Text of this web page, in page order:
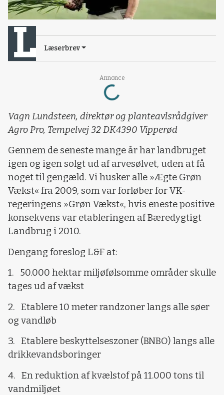
Annonce
Loading...
Læserbrev
Vagn Lundsteen, direktør og planteavlsrådgiver
Agro Pro, Tempelvej 32 DK4390 Vipperød
Gennem de seneste mange år har landbruget
igen og igen solgt ud af arvesølvet, uden at få
noget til gengæld. Vi husker alle »Ægte Grøn
Vækst« fra 2009, som var forløber for VK-
regeringens »Grøn Vækst«, hvis eneste positive
konsekvens var etableringen af Bæredygtigt
Landbrug i 2010.
Dengang foreslog L&F at:
1. 50.000 hektar miljøfølsomme områder skulle
tages ud af vækst
2. Etablere 10 meter randzoner langs alle søer
og vandløb
3. Etablere beskyttelseszoner (BNBO) langs alle
drikkevandsboringer
4. En reduktion af kvælstof på 11.000 tons til
vandmiljøet